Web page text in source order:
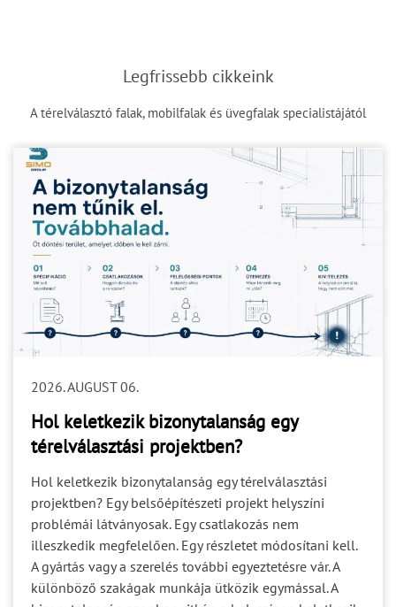
Legfrissebb cikkeink
A térelválasztó falak, mobilfalak és üvegfalak specialistájától
2026. AUGUST 06.
Hol keletkezik bizonytalanság egy
térelválasztási projektben?
Hol keletkezik bizonytalanság egy térelválasztási
projektben? Egy belsőépítészeti projekt helyszíni
problémái látványosak. Egy csatlakozás nem
illeszkedik megfelelően. Egy részletet módosítani kell.
A gyártás vagy a szerelés további egyeztetésre vár. A
különböző szakágak munkája ütközik egymással. A